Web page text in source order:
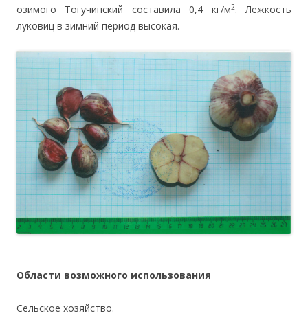
озимого Тогучинский составила 0,4 кг/м2. Лежкость
луковиц в зимний период высокая.
Области возможного использования
Сельское хозяйство.